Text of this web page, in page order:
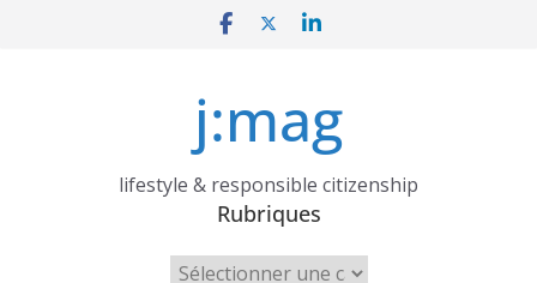
j:mag
lifestyle & responsible citizenship
Rubriques
Rubriques